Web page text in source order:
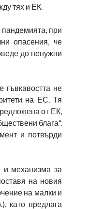
тях и ЕК.
при
опасения, че
до ненужни
гъвкавостта не
на ЕС. Тя
от ЕК,
блага“.
и потвърди
и механизма за
на новия
на малки и
като предлага